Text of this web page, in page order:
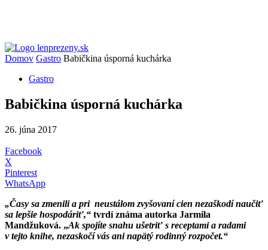
Domov Gastro Babičkina úsporná kuchárka
Gastro
Babičkina úsporná kuchárka
26. júna 2017
Facebook
X
Pinterest
WhatsApp
„Časy sa zmenili a pri neustálom zvyšovaní cien nezaškodí naučiť
sa lepšie hospodáriť,“ tvrdí známa autorka Jarmila
Mandžuková. „Ak spojíte snahu ušetriť s receptami a radami
v tejto knihe, nezaskočí vás ani napätý rodinný rozpočet.“